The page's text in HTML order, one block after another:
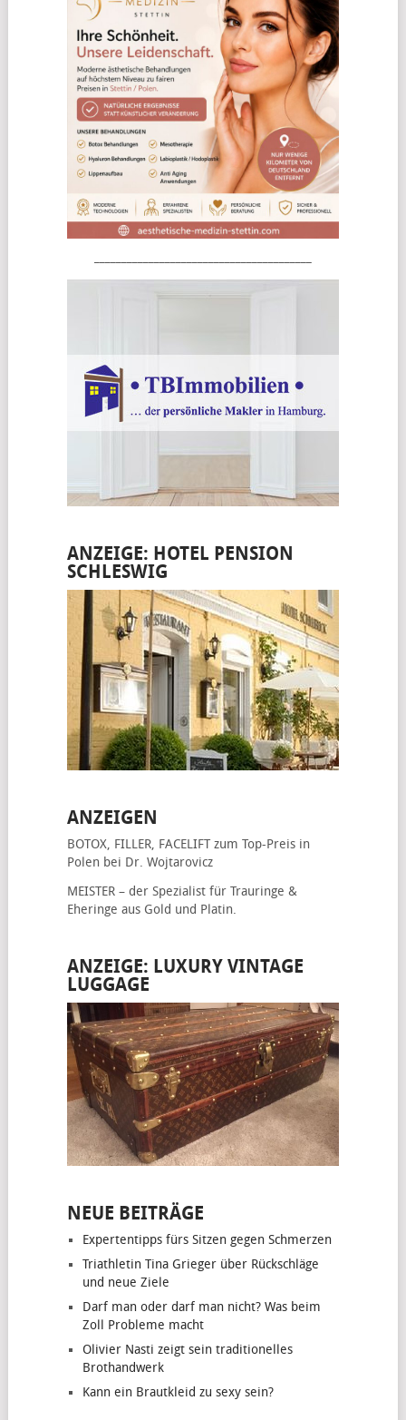
ANZEIGE: HOTEL PENSION
SCHLESWIG
ANZEIGEN
BOTOX, FILLER, FACELIFTzum Top-Preis in
Polen bei Dr. Wojtarovicz
MEISTER – der Spezialist für Trauringe &
Eheringe aus Gold und Platin.
ANZEIGE: LUXURY VINTAGE
LUGGAGE
NEUE BEITRÄGE
Expertentipps fürs Sitzen gegen Schmerzen
Triathletin Tina Grieger über Rückschläge
und neue Ziele
Darf man oder darf man nicht? Was beim
Zoll Probleme macht
Olivier Nasti zeigt sein traditionelles
Brothandwerk
Kann ein Brautkleid zu sexy sein?